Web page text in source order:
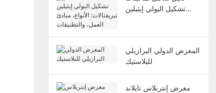
تشكيل البولي إيثيلين
المعرض الدولي البرازيلي
للبلاستيك
معرض إنتربلاس تايلاند